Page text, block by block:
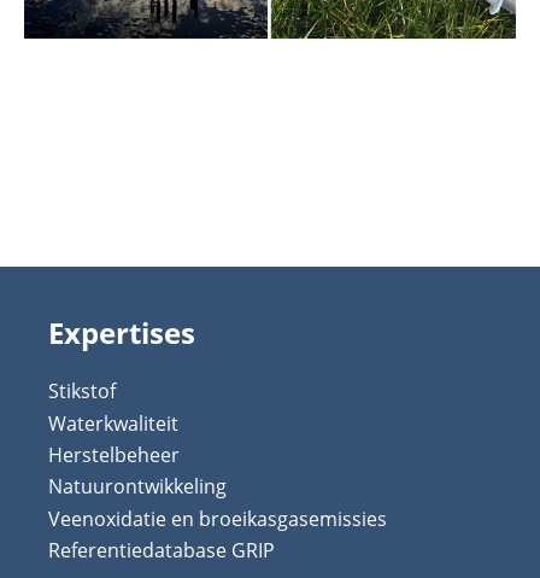
Expertises
Stikstof
Waterkwaliteit
Herstelbeheer
Natuurontwikkeling
Veenoxidatie en broeikasgasemissies
Referentiedatabase GRIP